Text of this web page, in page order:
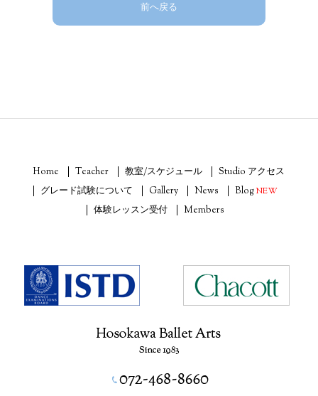
前へ戻る
Home Teacher 教室/スケジュール
Studio アクセス
グレード試験について
Gallery News BlogNEW
体験レッスン受付
Members